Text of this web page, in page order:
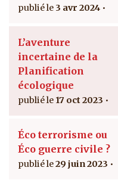
3 avr 2024
L’aventure
incertaine de la
Planification
écologique
17 oct 2023
Éco terrorisme ou
Éco guerre civile ?
29 juin 2023